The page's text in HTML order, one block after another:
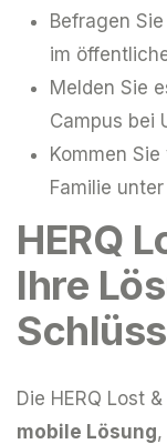
Befragen
im
Melden Sie
Campus bei
Kommen
Familie
HERQ
Ihre
Die HERQ Lost
mobile Lösung